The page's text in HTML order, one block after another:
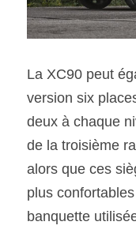
La XC90 peut
version six
deux à chaque
de la troisième
alors que ces
plus
banquette